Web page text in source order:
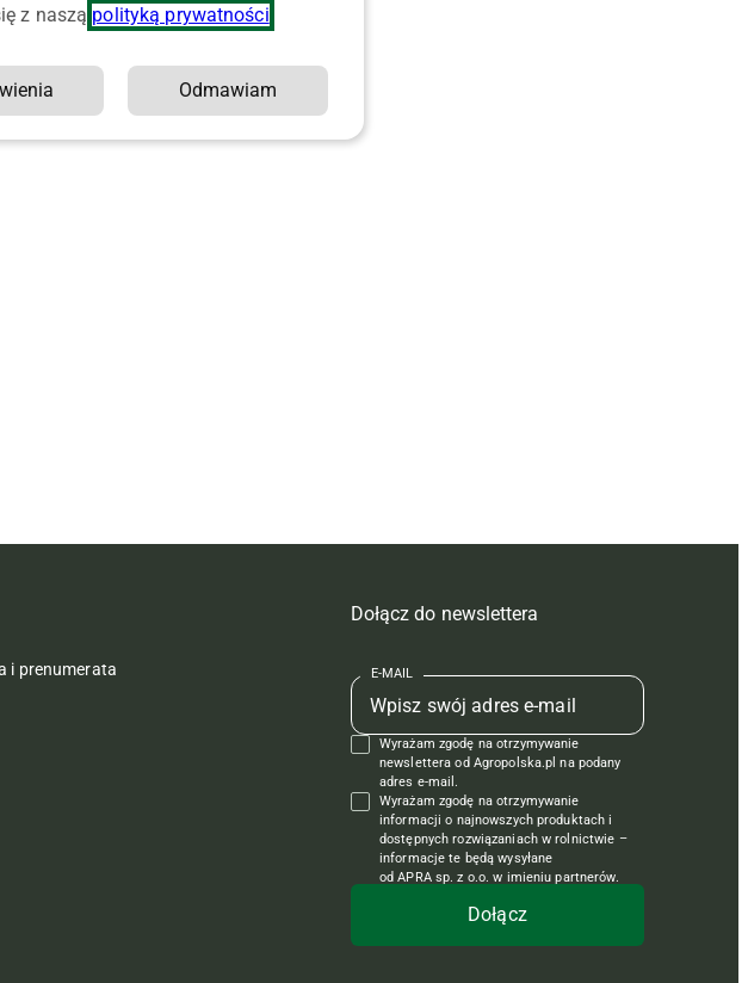
i prenumerata
Dołącz do newslettera
E-MAIL
Wyrażam zgodę na otrzymywanie
newslettera od Agropolska.pl na podany
adres e-mail.
Wyrażam zgodę na otrzymywanie
informacji o najnowszych produktach i
dostępnych rozwiązaniach w rolnictwie –
informacje te będą wysyłane
od APRA sp. z o.o. w imieniu partnerów.
z naszą polityką prywatności
Odmawiam